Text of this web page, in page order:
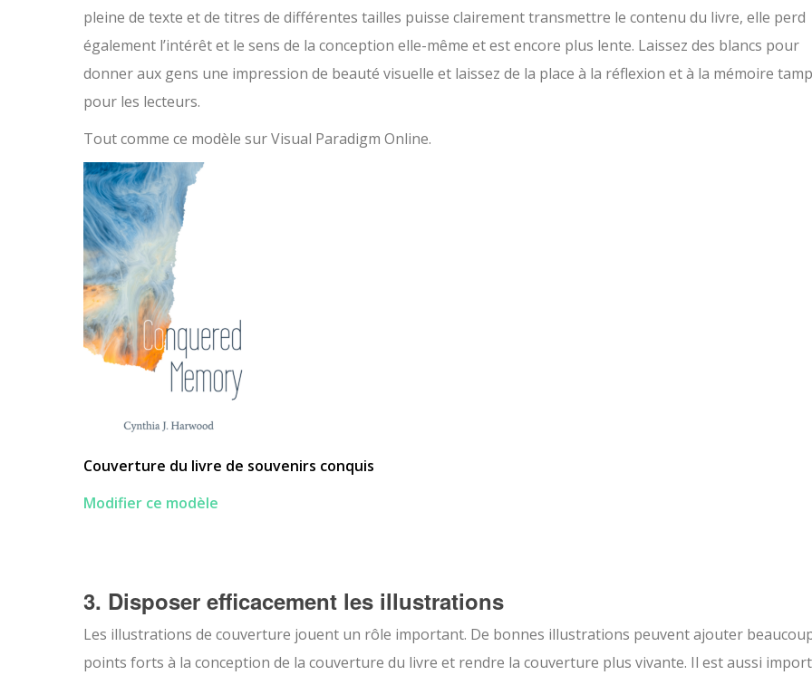
pleine de texte et de titres de différentes tailles puisse clairement transmettre le contenu du livre, elle perd
également l’intérêt et le sens de la conception elle-même et est encore plus lente. Laissez des blancs pour
donner aux gens une impression de beauté visuelle et laissez de la place à la réflexion et à la mémoire
pour les lecteurs.
Tout comme ce modèle sur Visual Paradigm Online.
Couverture du livre de souvenirs conquis
Modifier ce modèle
3. Disposer efficacement les illustrations
Les illustrations de couverture jouent un rôle important. De bonnes illustrations peuvent ajouter
points forts à la conception de la couverture du livre et rendre la couverture plus vivante. Il est aussi